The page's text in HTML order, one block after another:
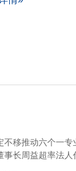
不移推动六个一
事长周益超率法